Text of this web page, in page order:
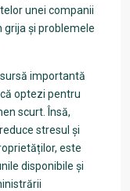
unei companii
grija și problemele
importantă
optezi pentru
scurt. Însă,
stresul și
este
disponibile și